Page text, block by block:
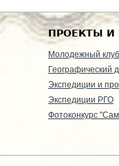
ПРОЕКТЫ И
Молодежный клуб
Географический
Экспедиции и
Экспедиции РГО
Фотоконкурс